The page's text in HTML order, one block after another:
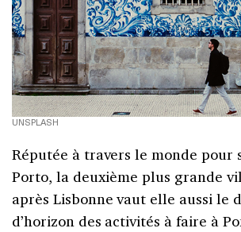
UNSPLASH
Réputée à travers le monde pour
Porto, la deuxième plus grande
après Lisbonne vaut elle aussi le
d’horizon des activités à faire à